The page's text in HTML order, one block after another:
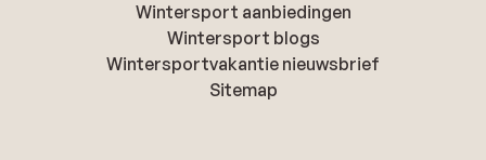
Wintersport aanbiedingen
Wintersport blogs
Wintersportvakantie nieuwsbrief
Sitemap